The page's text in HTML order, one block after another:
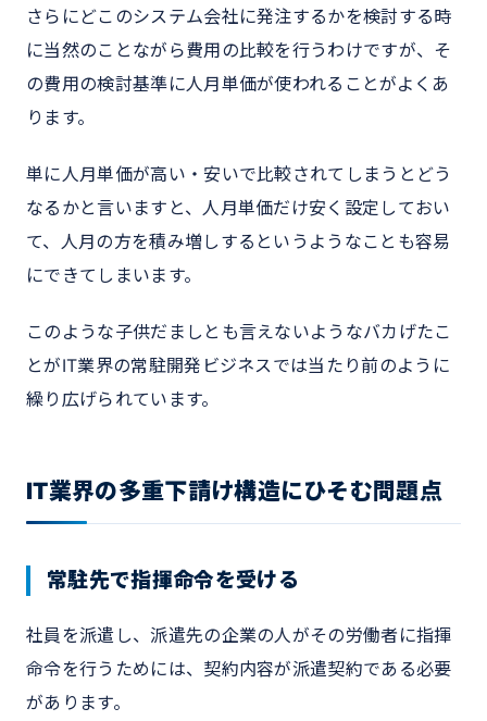
さらにどこのシステム会社に発注するかを検討する時
に当然のことながら費用の比較を行うわけですが、そ
の費用の検討基準に人月単価が使われることがよくあ
ります。
単に人月単価が高い・安いで比較されてしまうとどう
なるかと言いますと、人月単価だけ安く設定しておい
て、人月の方を積み増しするというようなことも容易
にできてしまいます。
このような子供だましとも言えないようなバカげたこ
とがIT業界の常駐開発ビジネスでは当たり前のように
繰り広げられています。
IT業界の多重下請け構造にひそむ問題点
常駐先で指揮命令を受ける
社員を派遣し、派遣先の企業の人がその労働者に指揮
命令を行うためには、契約内容が派遣契約である必要
があります。